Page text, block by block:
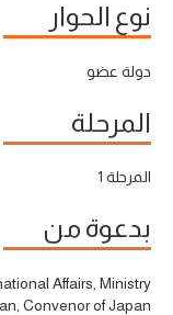
نوع الحوار
دولة عضو
المرحلة
المرحلة 1
بدعوة من
Affairs, Ministry
Convenor of Japan